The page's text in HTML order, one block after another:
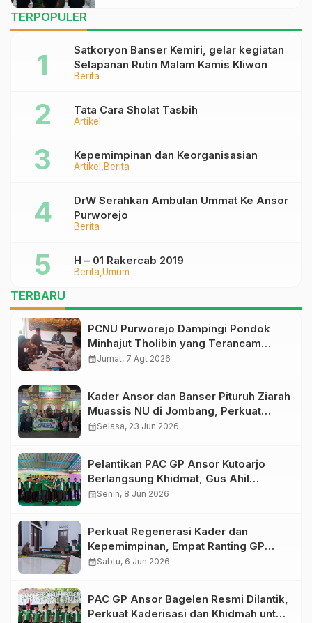
TERPOPULER
Berita
Satkoryon Banser Kemiri, gelar kegiatan
Selapanan Rutin Malam Kamis Kliwon
Artikel
Tata Cara Sholat Tasbih
Artikel Berita
Kepemimpinan dan Keorganisasian
Berita
DrW Serahkan Ambulan Ummat Ke Ansor
Purworejo
Berita Umum
H – 01 Rakercab 2019
TERBARU
PCNU Purworejo Dampingi Pondok
Minhajut Tholibin yang Terancam
Dieksekusi Pengadilan
calendar_monthJumat, 7 Agt 2026
Kader Ansor dan Banser Pituruh Ziarah
Muassis NU di Jombang, Perkuat
Spirit Khidmah dan Ke-NU-an
calendar_monthSelasa, 23 Jun 2026
Pelantikan PAC GP Ansor Kutoarjo
Berlangsung Khidmat, Gus Ahil
Ingatkan Ansor Harus Bermanfaat bagi
calendar_monthSenin, 8 Jun 2026
Perkuat Regenerasi Kader dan
Kepemimpinan, Empat Ranting GP
Ansor di Bagelen Gelar Reorganisasi
calendar_monthSabtu, 6 Jun 2026
PAC GP Ansor Bagelen Resmi Dilantik,
Perkuat Kaderisasi dan Khidmah untuk